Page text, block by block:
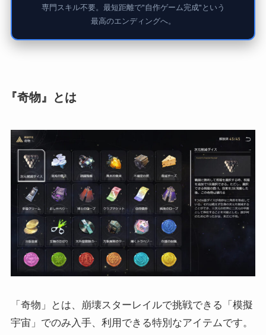
専門スキル不要。最短距離で"自作ゲーム完成"という
最高のエンディングへ。
『奇物』とは
「奇物」とは、崩壊スターレイルで挑戦できる「模擬
宇宙」でのみ入手、利用できる特別なアイテムです。